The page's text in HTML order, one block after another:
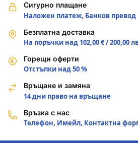
Сигурно плащане
Наложен платеж, Банков превод
Безплатна доставка
На поръчки над 102,00 € / 200,00
Горещи оферти
Отстъпки над 50 %
Връщане и замяна
14 дни право на връщане
Връзка с нас
Телефон, Имейл, Контактна